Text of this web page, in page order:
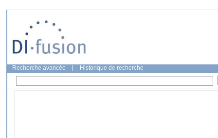
Recherche avancée Historique de recherche